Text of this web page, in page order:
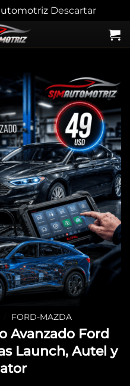
Descartar
FORD-MAZDA
Avanzado Ford
Launch, Autel y